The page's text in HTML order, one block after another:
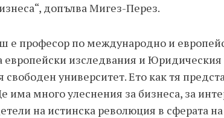
допълва Мигез-Перез.
е професор по международно и
европейски изследвания и Юридическия
свободен университет. Ето как тя
има много улеснения за бизнеса, за
на истинска революция в сферата